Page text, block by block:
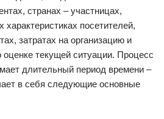
странах – участницах,
характеристиках посетителей,
затратах на организацию и
оценке текущей ситуации. Процесс
длительный период времени –
в себя следующие основные